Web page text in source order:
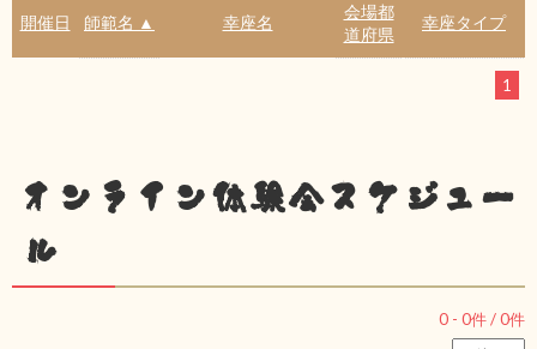
開催日 師範名 ▲ 幸座名
会場都
道府県
幸座タイプ
1
オンライン体験会スケジュー
ル
0 - 0件 /0件